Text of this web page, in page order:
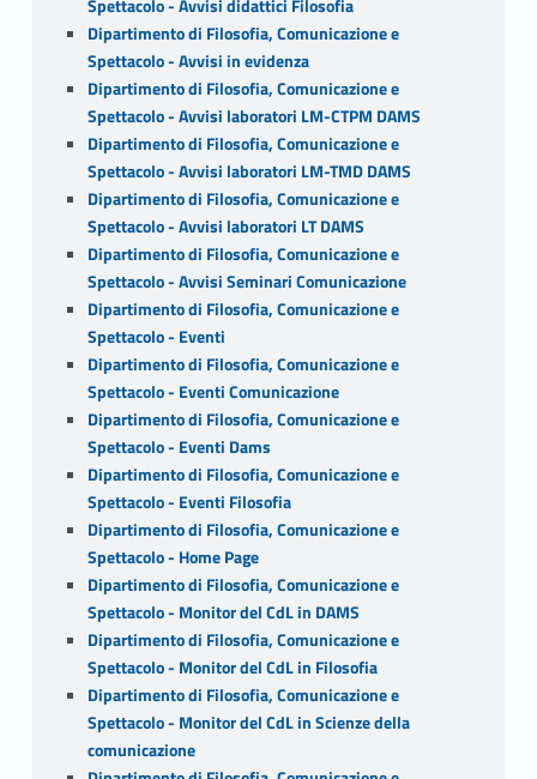
Spettacolo - Avvisi didattici Filosofia
Dipartimento di Filosofia, Comunicazione e
Spettacolo - Avvisi in evidenza
Dipartimento di Filosofia, Comunicazione e
Spettacolo - Avvisi laboratori LM-CTPM DAMS
Dipartimento di Filosofia, Comunicazione e
Spettacolo - Avvisi laboratori LM-TMD DAMS
Dipartimento di Filosofia, Comunicazione e
Spettacolo - Avvisi laboratori LT DAMS
Dipartimento di Filosofia, Comunicazione e
Spettacolo - Avvisi Seminari Comunicazione
Dipartimento di Filosofia, Comunicazione e
Spettacolo - Eventi
Dipartimento di Filosofia, Comunicazione e
Spettacolo - Eventi Comunicazione
Dipartimento di Filosofia, Comunicazione e
Spettacolo - Eventi Dams
Dipartimento di Filosofia, Comunicazione e
Spettacolo - Eventi Filosofia
Dipartimento di Filosofia, Comunicazione e
Spettacolo - Home Page
Dipartimento di Filosofia, Comunicazione e
Spettacolo - Monitor del CdL in DAMS
Dipartimento di Filosofia, Comunicazione e
Spettacolo - Monitor del CdL in Filosofia
Dipartimento di Filosofia, Comunicazione e
Spettacolo - Monitor del CdL in Scienze della
comunicazione